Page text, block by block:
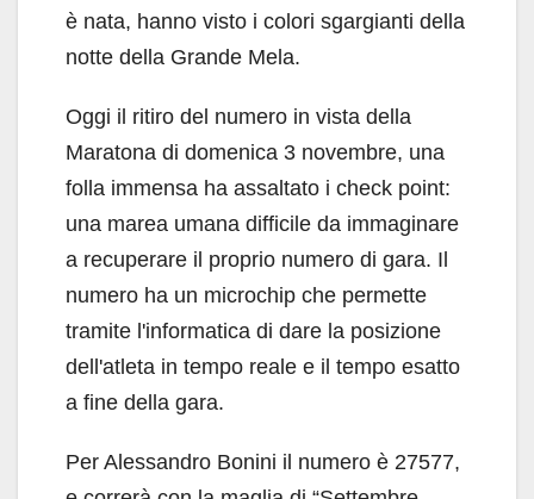
è nata, hanno visto i colori sgargianti della
notte della Grande Mela.
Oggi il ritiro del numero in vista della
Maratona di domenica 3 novembre, una
folla immensa ha assaltato i check point:
una marea umana difficile da immaginare
a recuperare il proprio numero di gara. Il
numero ha un microchip che permette
tramite l'informatica di dare la posizione
dell'atleta in tempo reale e il tempo esatto
a fine della gara.
Per Alessandro Bonini il numero è 27577,